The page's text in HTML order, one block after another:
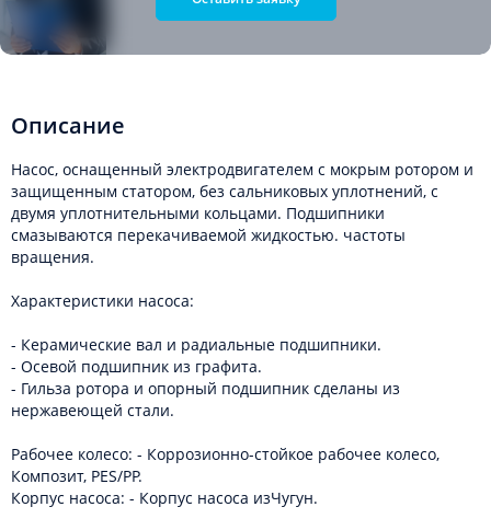
Описание
Насос, оснащенный электродвигателем с мокрым ротором и
защищенным статором, без сальниковых уплотнений, с
двумя уплотнительными кольцами. Подшипники
смазываются перекачиваемой жидкостью. частоты
вращения.
Характеристики насоса:
- Керамические вал и радиальные подшипники.
- Осевой подшипник из графита.
- Гильза ротора и опорный подшипник сделаны из
нержавеющей стали.
Рабочее колесо: - Коррозионно-стойкое рабочее колесо,
Композит, PES/PP.
Корпус насоса: - Корпус насоса изЧугун.